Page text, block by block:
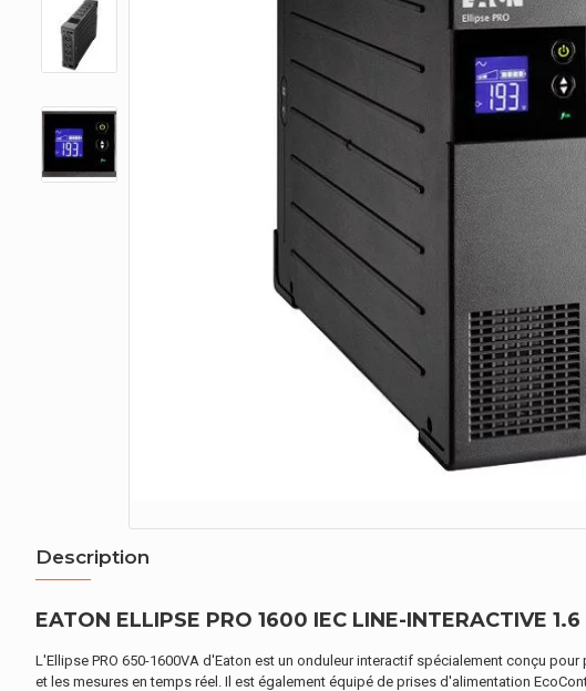
Description
EATON ELLIPSE PRO 1600 IEC LINE-INTERACTIVE
L'Ellipse PRO 650-1600VA d'Eaton est un onduleur interactif spécialement conçu
et les mesures en temps réel. Il est également équipé de prises d'alimentation